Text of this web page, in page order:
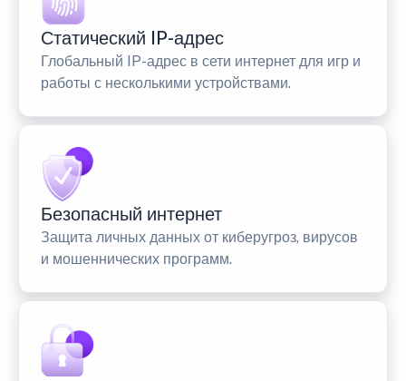
Статический IP-адрес
Глобальный IP-адрес в сети интернет для игр и
работы с несколькими устройствами.
Безопасный интернет
Защита личных данных от киберугроз, вирусов
и мошеннических программ.